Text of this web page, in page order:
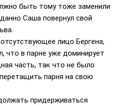
быть тому тоже заменили
Саша повернул свой
лицо Бергена,
что в парне уже доминирует
часть, так что не было
парня на свою
придерживаться